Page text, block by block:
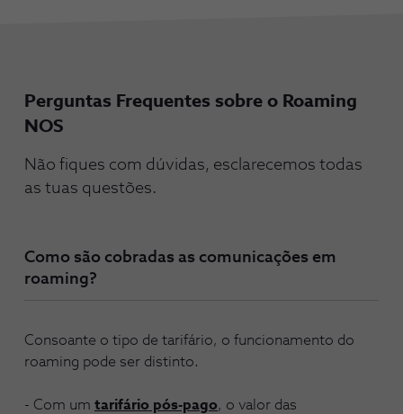
Perguntas Frequentes sobre o Roaming
NOS
Não fiques com dúvidas, esclarecemos todas
as tuas questões.
Como são cobradas as comunicações em
roaming?
Consoante o tipo de tarifário, o funcionamento do
roaming pode ser distinto.
- Com um tarifário pós-pago, o valor das